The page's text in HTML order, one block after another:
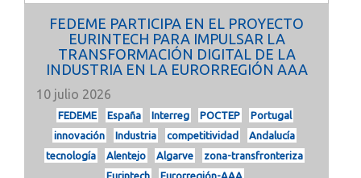
FEDEME PARTICIPA EN EL PROYECTO
EURINTECH PARA IMPULSAR LA
TRANSFORMACIÓN DIGITAL DE LA
INDUSTRIA EN LA EURORREGIÓN AAA
10 julio 2026
FEDEME España Interreg POCTEP
Portugal
innovación
Industria competitividad
Andalucía
tecnología
Alentejo Algarve
zona-transfronteriza
Eurintech
Eurorregión-AAA